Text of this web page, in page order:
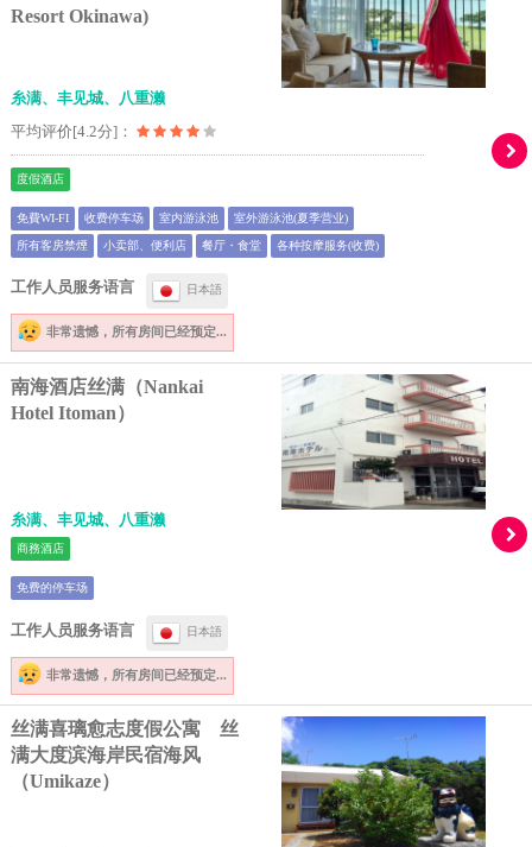
Resort Okinawa)
糸满、丰见城、八重濑
平均评价[4.2分]：
度假酒店
免費WI-FI 收费停车场 室内游泳池 室外游泳池(夏季营业)
所有客房禁煙 小卖部、便利店 餐厅・食堂 各种按摩服务(收费)
工作人员服务语言 日本語
非常遗憾， 所有房间已经预定...
南海酒店丝满（Nankai
Hotel Itoman）
糸满、丰见城、八重濑
商務酒店
免费的停车场
工作人员服务语言 日本語
非常遗憾， 所有房间已经预定...
丝满喜璃愈志度假公寓 丝
满大度滨海岸民宿海风
（Umikaze）